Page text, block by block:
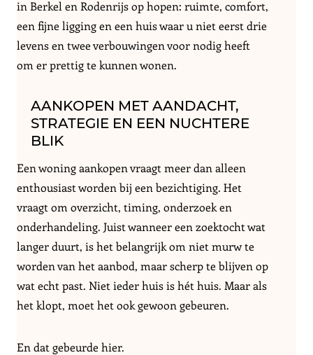
in Berkel en Rodenrijs op hopen: ruimte, comfort,
een fijne ligging en een huis waar u niet eerst drie
levens en twee verbouwingen voor nodig heeft
om er prettig te kunnen wonen.
AANKOPEN MET AANDACHT,
STRATEGIE EN EEN NUCHTERE
BLIK
Een woning aankopen vraagt meer dan alleen
enthousiast worden bij een bezichtiging. Het
vraagt om overzicht, timing, onderzoek en
onderhandeling. Juist wanneer een zoektocht wat
langer duurt, is het belangrijk om niet murw te
worden van het aanbod, maar scherp te blijven op
wat echt past. Niet ieder huis is hét huis. Maar als
het klopt, moet het ook gewoon gebeuren.
En dat gebeurde hier.